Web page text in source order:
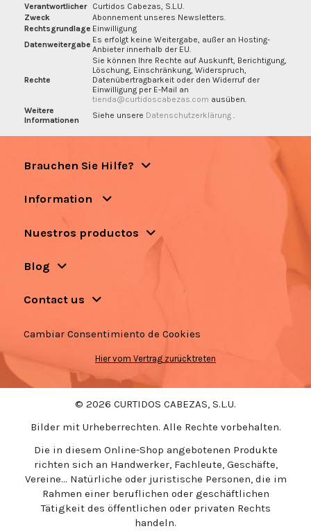
Verantwortlicher
Curtidos Cabezas, S.L.U.
Zweck
Abonnement unseres Newsletters.
Rechtsgrundlage Einwilligung
Datenweitergabe Es erfolgt keine Weitergabe, außer an Hosting-
Anbieter innerhalb der EU.
Rechte
Sie können Ihre Rechte auf Auskunft, Berichtigung,
Löschung, Einschränkung, Widerspruch,
Datenübertragbarkeit oder den Widerruf der
Einwilligung per E-Mail an
tienda@curtidoscabezas.com ausüben.
Weitere
Informationen
Siehe unsere Datenschutzerklärung
Brauchen Sie Hilfe?
Information
Nuestros productos
Blog
Contact us
Cambiar Consentimiento de Cookies
Hier vom Vertrag zurücktreten
© 2026 CURTIDOS CABEZAS, S.L.U.
Bilder mit Urheberrechten. Alle Rechte vorbehalten.
Die in diesem Online-Shop angebotenen Produkte
richten sich an Handwerker, Fachleute, Geschäfte,
Vereine... Natürliche oder juristische Personen, die im
Rahmen einer beruflichen oder geschäftlichen
Tätigkeit des öffentlichen oder privaten Rechts
handeln.